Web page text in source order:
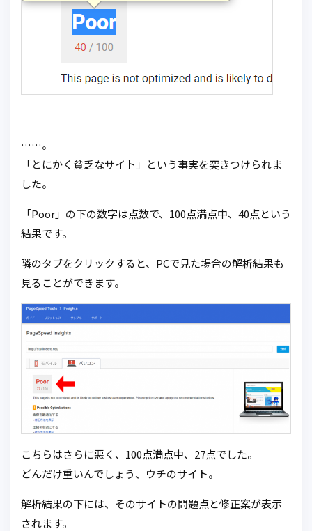
……。
「とにかく貧乏なサイト」という事実を突きつけられま
した。
「Poor」の下の数字は点数で、100点満点中、40点という
結果です。
隣のタブをクリックすると、PCで見た場合の解析結果も
見ることができます。
こちらはさらに悪く、100点満点中、27点でした。
どんだけ重いんでしょう、ウチのサイト。
解析結果の下には、そのサイトの問題点と修正案が表示
されます。